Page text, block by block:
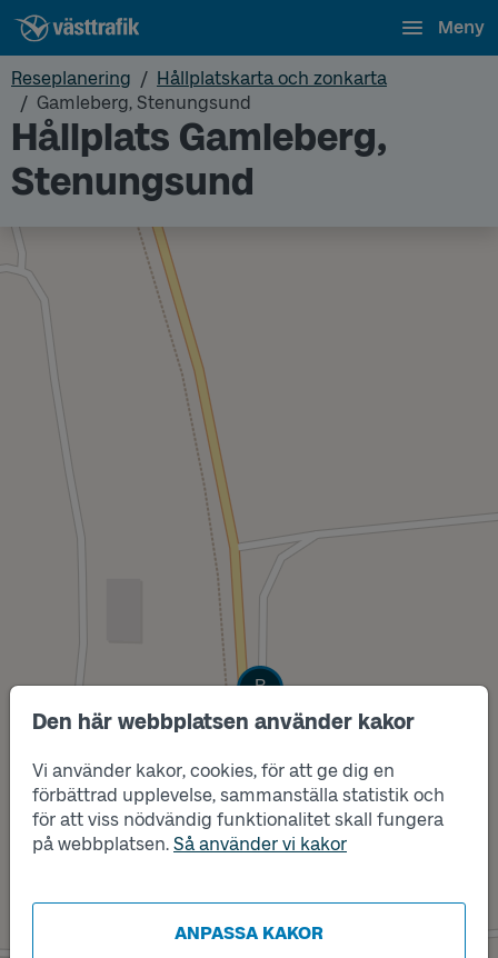
Den här webbplatsen använder kakor
Vi använder kakor, cookies, för att ge dig en
förbättrad upplevelse, sammanställa statistik och
för att viss nödvändig funktionalitet skall fungera
på webbplatsen. Så använder vi kakor
ANPASSA KAKOR
Meny
Reseplanering
Hållplatskarta och zonkarta
Gamleberg, Stenungsund
Hållplats Gamleberg,
Stenungsund
Läge
B